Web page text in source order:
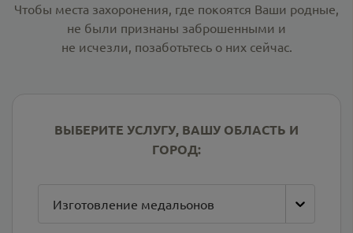
Чтобы места захоронения, где покоятся Ваши родные,
не были признаны заброшенными и
не исчезли, позаботьтесь о них сейчас.
ВЫБЕРИТЕ УСЛУГУ, ВАШУ ОБЛАСТЬ И
ГОРОД:
Изготовление медальонов